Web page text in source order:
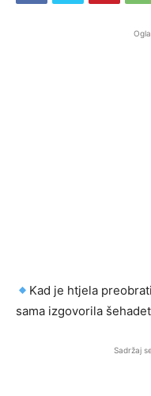
Kad je htjela
sama izgovorila
Sadržaj